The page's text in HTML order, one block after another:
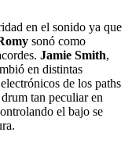
en el sonido ya que
sonó como
Jamie Smith,
en distintas
de los paths
tan peculiar en
el bajo se